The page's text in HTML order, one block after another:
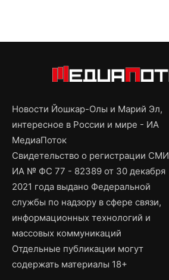
Новости Йошкар-Олы и Марий Эл,
интересное в России и мире - ИА
МедиаПоток
Свидетельство о регистрации СМИ
ИА № ФС 77 - 82389 от 30 декабря
2021 года выдано Федеральной
службы по надзору в сфере связи,
информационных технологий и
массовых коммуникаций
Отдельные публикации могут
содержать материалы 18+